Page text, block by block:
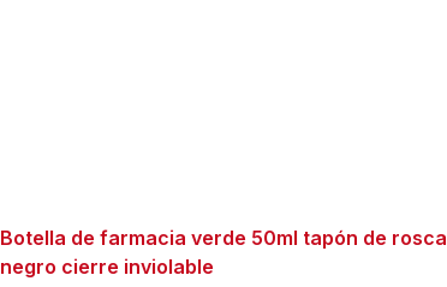
Botella de farmacia verde 50ml tapón de rosca
negro cierre inviolable